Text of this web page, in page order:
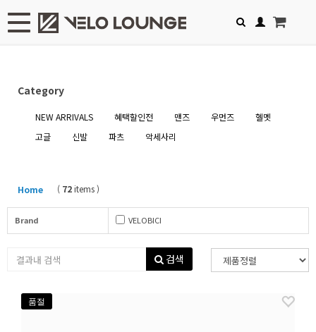
Toggle navigation
Category
NEW ARRIVALS 혜택할인전 맨즈 우먼즈
헬멧
고글
신발 파츠 악세사리
Home ( 72items )
Brand VELOBICI
검색
품절